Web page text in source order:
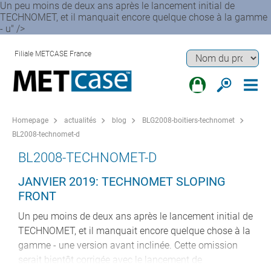
Un peu moins de deux ans après le lancement initial de
TECHNOMET, et il manquait encore quelque chose à la gamme
- u" />
Filiale METCASE France
Homepage actualités blog
BLG2008-boitiers-technomet
BL2008-technomet-d
BL2008-TECHNOMET-D
JANVIER 2019: TECHNOMET SLOPING
FRONT
Un peu moins de deux ans après le lancement initial de
TECHNOMET, et il manquait encore quelque chose à la
gamme - une version avant inclinée. Cette omission
serait bientôt corrigée avec le lancement de